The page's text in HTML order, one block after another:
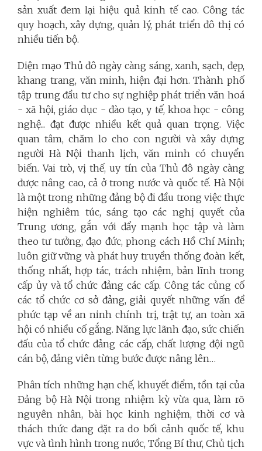
sản xuất đem lại hiệu quả kinh tế cao. Công tác
quy hoạch, xây dựng, quản lý, phát triển đô thị có
nhiều tiến bộ.
Diện mạo Thủ đô ngày càng sáng, xanh, sạch, đẹp,
khang trang, văn minh, hiện đại hơn. Thành phố
tập trung đầu tư cho sự nghiệp phát triển văn hoá
- xã hội, giáo dục - đào tạo, y tế, khoa học - công
nghệ... đạt được nhiều kết quả quan trọng. Việc
quan tâm, chăm lo cho con người và xây dựng
người Hà Nội thanh lịch, văn minh có chuyển
biến. Vai trò, vị thế, uy tín của Thủ đô ngày càng
được nâng cao, cả ở trong nước và quốc tế. Hà Nội
là một trong những đảng bộ đi đầu trong việc thực
hiện nghiêm túc, sáng tạo các nghị quyết của
Trung ương, gắn với đẩy mạnh học tập và làm
theo tư tưởng, đạo đức, phong cách Hồ Chí Minh;
luôn giữ vững và phát huy truyền thống đoàn kết,
thống nhất, hợp tác, trách nhiệm, bản lĩnh trong
cấp ủy và tổ chức đảng các cấp. Công tác củng cố
các tổ chức cơ sở đảng, giải quyết những vấn đề
phức tạp về an ninh chính trị, trật tự, an toàn xã
hội có nhiều cố gắng. Năng lực lãnh đạo, sức chiến
đấu của tổ chức đảng các cấp, chất lượng đội ngũ
cán bộ, đảng viên từng bước được nâng lên…
Phân tích những hạn chế, khuyết điểm, tồn tại của
Đảng bộ Hà Nội trong nhiệm kỳ vừa qua, làm rõ
nguyên nhân, bài học kinh nghiệm, thời cơ và
thách thức đang đặt ra do bối cảnh quốc tế, khu
vực và tình hình trong nước, Tổng Bí thư, Chủ tịch